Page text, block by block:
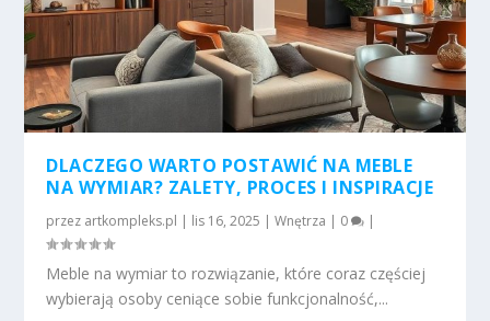
DLACZEGO WARTO POSTAWIĆ NA MEBLE
NA WYMIAR? ZALETY, PROCES I INSPIRACJE
przez artkompleks.pl | lis 16, 2025 |Wnętrza | 0 |
Meble na wymiar to rozwiązanie, które coraz częściej
wybierają osoby ceniące sobie funkcjonalność,...